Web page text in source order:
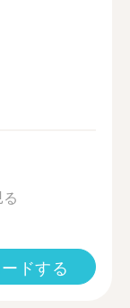
ドする